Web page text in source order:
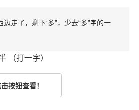
边走了，剩下“多”，少去“多”字的一
（打一字）
按钮查看！